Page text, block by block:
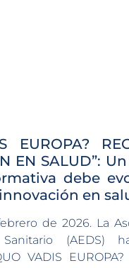
EUROPA?
EN SALUD”:
debe
en
de 2026. La
(AEDS)
VADIS EUROPA?